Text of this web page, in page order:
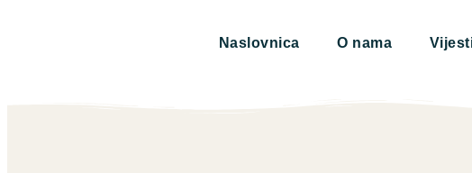
Naslovnica O nama